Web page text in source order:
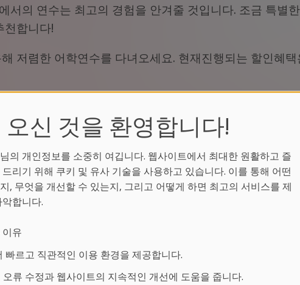
서의 연수는 최고의 경험을 안겨줄 것입니다. 조금 특별
천합니다!
저렴한 어학연수를 다녀오세요. 현재진행되는 할인혜
가 없습니다. 에서 다른 할인정보를 확인해
오신 것을 환영합니다!
의 개인정보를 소중히 여깁니다. 웹사이트에서 최대한 원활하고 즐
리기 위해 쿠키 및 유사 기술을 사용하고 있습니다. 이를 통해 어떤
, 무엇을 개선할 수 있는지, 그리고 어떻게 하면 최고의 서비스를 제
합니다.
유
르고 직관적인 이용 환경을 제공합니다.
류 수정과 웹사이트의 지속적인 개선에 도움을 줍니다.